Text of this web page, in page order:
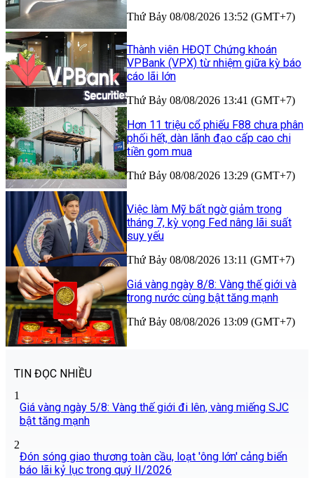
Thứ Bảy 08/08/2026 13:52 (GMT+7)
Thành viên HĐQT Chứng khoán
VPBank (VPX) từ nhiệm giữa kỳ báo
cáo lãi lớn
Thứ Bảy 08/08/2026 13:41 (GMT+7)
Hơn 11 triệu cổ phiếu F88 chưa phân
phối hết, dàn lãnh đạo cấp cao chi
tiền gom mua
Thứ Bảy 08/08/2026 13:29 (GMT+7)
Việc làm Mỹ bất ngờ giảm trong
tháng 7, kỳ vọng Fed nâng lãi suất
suy yếu
Thứ Bảy 08/08/2026 13:11 (GMT+7)
Giá vàng ngày 8/8: Vàng thế giới và
trong nước cùng bật tăng mạnh
Thứ Bảy 08/08/2026 13:09 (GMT+7)
TIN ĐỌC NHIỀU
1
Giá vàng ngày 5/8: Vàng thế giới đi lên, vàng miếng SJC
bật tăng mạnh
2
Đón sóng giao thương toàn cầu, loạt 'ông lớn' cảng biển
báo lãi kỷ lục trong quý II/2026